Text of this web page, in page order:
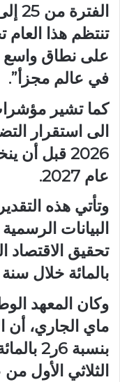
تنتظم هذا العام
على نطاق واسع
في عالم مجزأ”.
كما تشير
عام 2027.
وتأتي هذه
البيانات
بالمائة خلال سنة 2025.
ماي الجاري، أن
بنسبة